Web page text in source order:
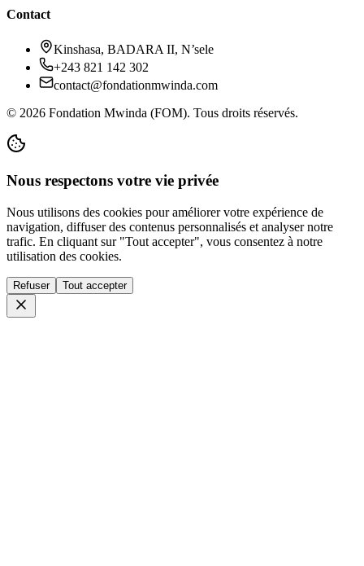
Contact
Kinshasa, BADARA II, N’sele
+243 821 142 302
contact@fondationmwinda.com
© 2026 Fondation Mwinda (FOM). Tous droits réservés.
Nous respectons votre vie privée
Nous utilisons des cookies pour améliorer votre expérience de
navigation, diffuser des contenus personnalisés et analyser notre
trafic. En cliquant sur "Tout accepter", vous consentez à notre
utilisation des cookies.
Refuser Tout accepter